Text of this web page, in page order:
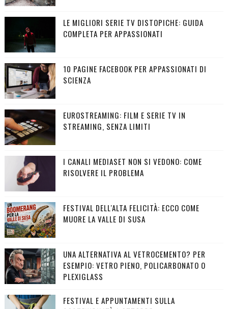
LE MIGLIORI SERIE TV DISTOPICHE: GUIDA
COMPLETA PER APPASSIONATI
10 PAGINE FACEBOOK PER APPASSIONATI DI
SCIENZA
EUROSTREAMING: FILM E SERIE TV IN
STREAMING, SENZA LIMITI
I CANALI MEDIASET NON SI VEDONO: COME
RISOLVERE IL PROBLEMA
FESTIVAL DELL'ALTA FELICITÀ: ECCO COME
MUORE LA VALLE DI SUSA
UNA ALTERNATIVA AL VETROCEMENTO? PER
ESEMPIO: VETRO PIENO, POLICARBONATO O
PLEXIGLASS
FESTIVAL E APPUNTAMENTI SULLA